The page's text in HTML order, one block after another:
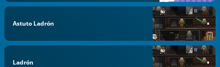
Astuto Ladrón
Ladrón